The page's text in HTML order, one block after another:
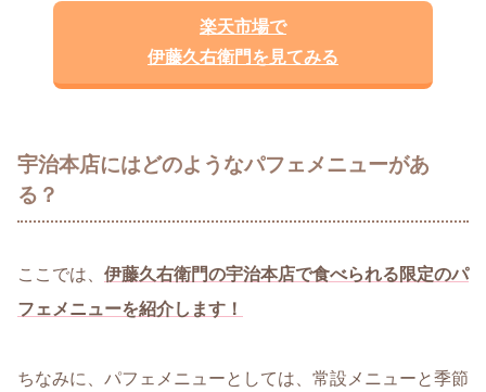
楽天市場で
伊藤久右衛門を見てみる
宇治本店にはどのようなパフェメニューがあ
る？
ここでは、 伊藤久右衛門の宇治本店で食べられる限定のパ
フェメニューを紹介します！
ちなみに、パフェメニューとしては、常設メニューと季節